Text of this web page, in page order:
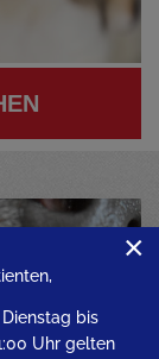
×
bis
Uhr gelten